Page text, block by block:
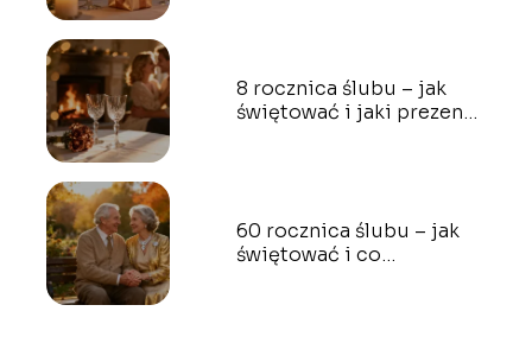
8 rocznica ślubu – jak
świętować i jaki prezent
60 rocznica ślubu – jak
świętować i co